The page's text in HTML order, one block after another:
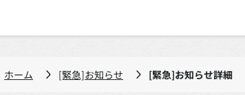
ホーム [緊急]お知らせ [緊急]お知らせ詳細